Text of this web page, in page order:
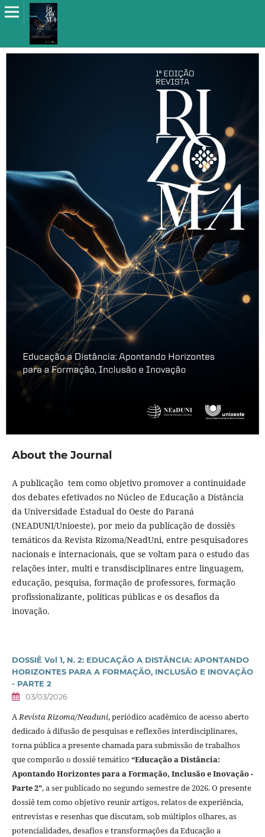
About the Journal
A publicação tem como objetivo promover a continuidade
dos debates efetivados no Núcleo de Educação a Distância
da Universidade Estadual do Oeste do Paraná
(NEADUNI/Unioeste), por meio da publicação de dossiês
temáticos da Revista Rizoma/NeadUni, entre pesquisadores
nacionais e internacionais, que se voltam para o estudo das
relações inter, multi e transdisciplinares entre linguagem,
educação, pesquisa, formação de professores, formação
profissionalizante, políticas públicas e os desafios da
inovação.
DOSSIÊ Vol 1, N. 2: EDUCAÇÃO A DISTÂNCIA: APONTANDO
HORIZONTES PARA A FORMAÇÃO, INCLUSÃO E INOVAÇÃO
- PARTE 2
03/03/2026
ARevista Rizoma/Neaduni, periódico acadêmico de acesso aberto
dedicado à difusão de pesquisas e reflexões interdisciplinares,
torna pública a presente chamada para submissão de trabalhos
que comporão o dossiê temático “Educação a Distância:
Apontando Horizontes para a Formação, Inclusão e Inovação -
Parte 2”, a ser publicado no segundo semestre de 2026. O presente
dossiê tem como objetivo reunir artigos, relatos de experiência,
entrevistas e resenhas que discutam, sob múltiplos olhares, as
potencialidades, desafios e transformações da Educação a